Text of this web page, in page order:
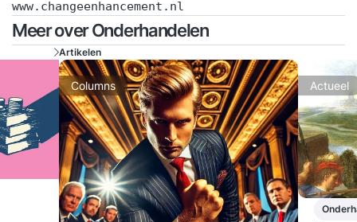
www.changeenhancement.nl
Meer over Onderhandelen
Artikelen
Columns Actueel